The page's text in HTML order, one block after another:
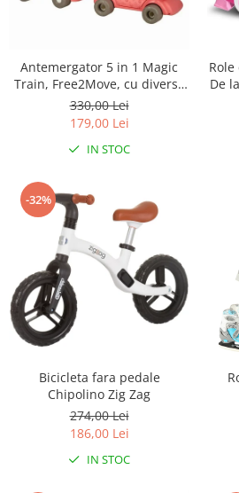
Antemergator 5 in 1 Magic
Train, Free2Move, cu diverse
activitati de joaca, Panou
Educational, Efecte sonore si
luminoase, Pink
330,00 Lei
179,00 Lei
IN STOC
De
3
-32%
Bicicleta fara pedale
Chipolino Zig Zag
274,00 Lei
186,00 Lei
IN STOC